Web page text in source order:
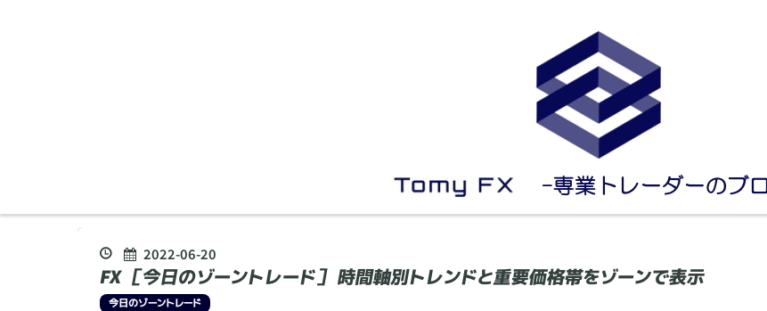
2022-06-20
FX ［今日のゾーントレード］ 時間軸別トレンドと重要価格帯をゾーンで表示
今日のゾーントレード